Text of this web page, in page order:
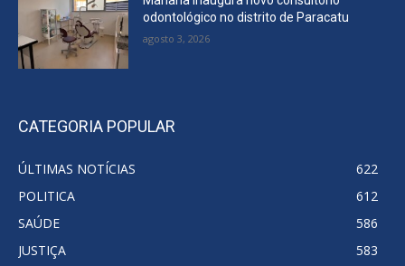
odontológico no distrito de Paracatu
agosto 3, 2026
CATEGORIA POPULAR
ÚLTIMAS NOTÍCIAS
622
POLITICA
612
SAÚDE
586
JUSTIÇA
583